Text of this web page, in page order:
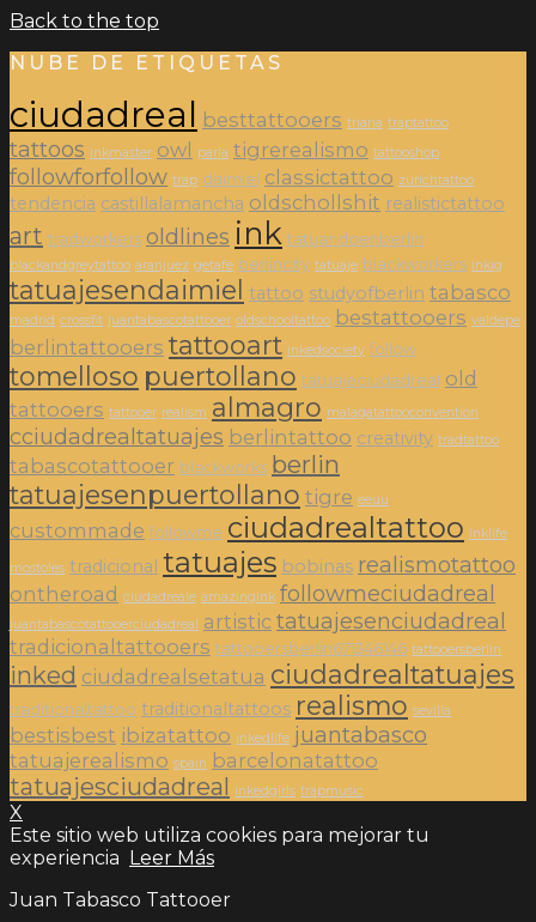
Back to the top
NUBE DE ETIQUETAS
ciudadreal besttattooers triana traptattoo
tattoos inkmaster owl parla tigrerealismo tattooshop
followforfollow trap daimiel classictattoo zurichtattoo
tendencia castillalamancha oldschollshit realistictattoo
art tradworkers oldlines ink tatuandoenberlin
blackandgreytattoo aranjuez getafe berlincity tatuaje blackworkers inkig
tatuajesendaimiel tattoo studyofberlin tabasco
madrid crossfit juantabascotattooer oldschooltattoo bestattooers valdepe
berlintattooers tattooart inkedsociety follow
tomelloso puertollano tatuajeciudadreal old
tattooers tattooer realism almagro malagatattooconvention
cciudadrealtatuajes berlintattoo creativity tradtattoo
tabascotattooer blackworks berlin
tatuajesenpuertollano tigre eeuu
custommade followme ciudadrealtattoo inklife
mostoles tradicional tatuajes bobinas realismotattoo
ontheroad ciudadreale amazingink followmeciudadreal
juantabascotattooerciudadreal artistic tatuajesenciudadreal
tradicionaltattooers tattooersberlin671346146 tattooersberlin
inked ciudadrealsetatua ciudadrealtatuajes
traditionaltattoo traditionaltattoos realismo sevilla
bestisbest ibizatattoo inkedlife juantabasco
tatuajerealismo spain barcelonatattoo
tatuajesciudadreal inkedgirls trapmusic
X
Este sitio web utiliza cookies para mejorar tu
experiencia Leer Más
Juan Tabasco Tattooer